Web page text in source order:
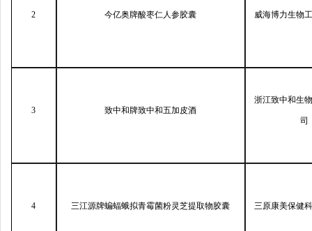
2 今亿奥牌酸枣仁人参胶囊 威海博力生物
3 致中和牌致中和五加皮酒
浙江致中和生
司
4 三江源牌蝙蝠蛾拟青霉菌粉灵芝提取物胶囊 三原康美保健